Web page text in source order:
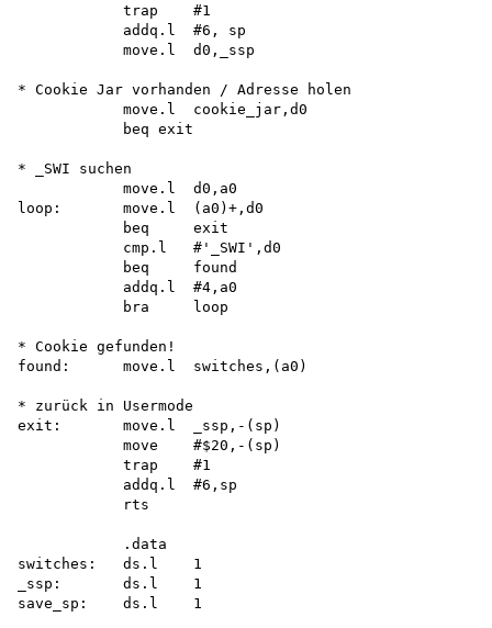
            trap    #1
            addq.l  #6, sp
            move.l  d0,_ssp
* Cookie Jar vorhanden / Adresse holen
            move.l  cookie_jar,d0
            beq exit
* _SWI suchen
            move.l  d0,a0
loop:       move.l  (a0)+,d0
            beq     exit
            cmp.l   #'_SWI',d0
            beq     found
            addq.l  #4,a0
            bra     loop
* Cookie gefunden!
found:      move.l  switches,(a0)
* zurück in Usermode
exit:       move.l  _ssp,-(sp)
            move    #$20,-(sp)
            trap    #1
            addq.l  #6,sp
            rts
            .data
switches:   ds.l    1
_ssp:       ds.l    1
save_sp:    ds.l    1